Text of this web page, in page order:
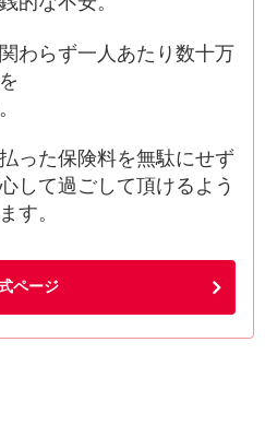
わらず一人あたり数十万
った保険料を無駄にせず
して過ごして頂けるよう
す。
ページ